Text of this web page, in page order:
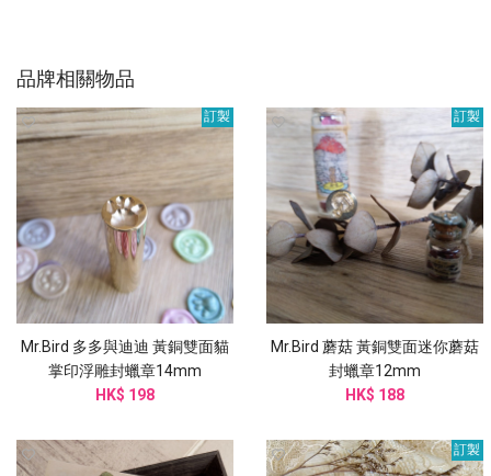
品牌相關物品
訂製
Mr.Bird 多多與迪迪 黃銅雙面貓
掌印浮雕封蠟章14mm
HK$ 198
訂製
Mr.Bird 蘑菇 黃銅雙面迷你蘑菇
封蠟章12mm
HK$ 188
訂製